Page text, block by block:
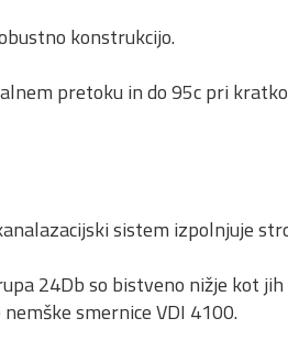
konstrukcijo.
pretoku in do 95c pri
sistem izpolnjuje
24Db so bistveno nižje kot
smernice VDI 4100.